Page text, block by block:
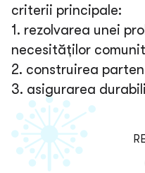
criterii principale:
1. rezolvarea unei
necesităților
2. construirea
3. asigurarea